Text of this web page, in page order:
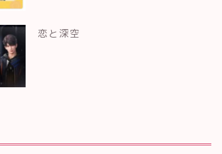
恋と深空